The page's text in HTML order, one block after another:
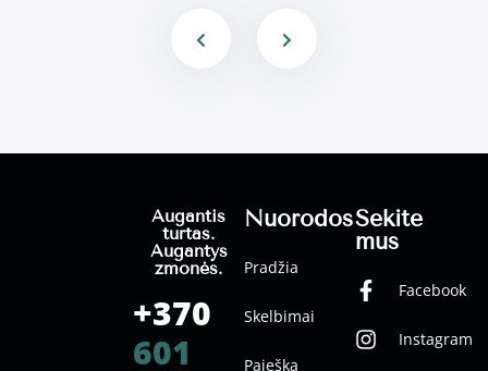
Nuorodos
Pradžia
Skelbimai
Paieška
Sekite
mus
Facebook
Instagram
Augantis
turtas.
Augantys
žmonės.
+370
601